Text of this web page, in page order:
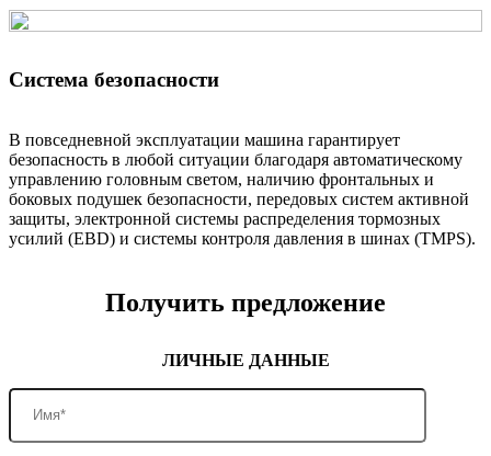
Система безопасности
В повседневной эксплуатации машина гарантирует
безопасность в любой ситуации благодаря автоматическому
управлению головным светом, наличию фронтальных и
боковых подушек безопасности, передовых систем активной
защиты, электронной системы распределения тормозных
усилий (EBD) и системы контроля давления в шинах (TMPS).
Получить предложение
ЛИЧНЫЕ ДАННЫЕ